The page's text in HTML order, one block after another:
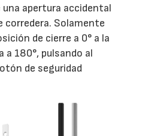
una apertura accidental
corredera. Solamente
de cierre a 0° a la
a 180°, pulsando al
de seguridad